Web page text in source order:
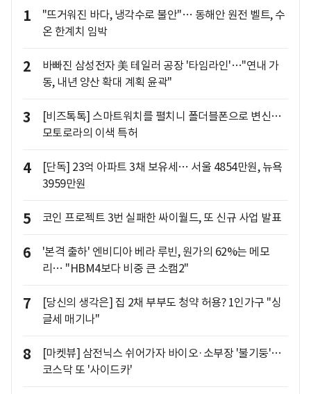
1
"뜨거워진 바다, 냉각수로 불안"… 동해안 원전 벨트, 수
온 한계치 임박
2
바빠진 삼성전자 美 테일러 공장 '타임라인'…"연내 가
동, 내년 양산 확대 계획 윤곽"
3
[비즈톡톡] 스마트워치를 펼치니 폴더블폰으로 변신…
모토로라의 이색 특허
4
[단독] 23억 아파트 3채 보유세… 서울 4854만원, 뉴욕
3959만원
5 코인 프로젝트 3번 실패한 싸이월드, 또 신규 사업 발표
6
'본격 출하' 엔비디아 베라 루빈, 원가의 62%는 메모
리… "HBM4보다 비중 큰 소캠2"
7
[당신의 생각은] 집 2채 부부도 청약 허용? 1인가구 "싱
글세 매기나"
8
[마켓뷰] 삼전닉스 쉬어가자 바이오·소부장 '불기둥'…
코스닥 또 '사이드카'